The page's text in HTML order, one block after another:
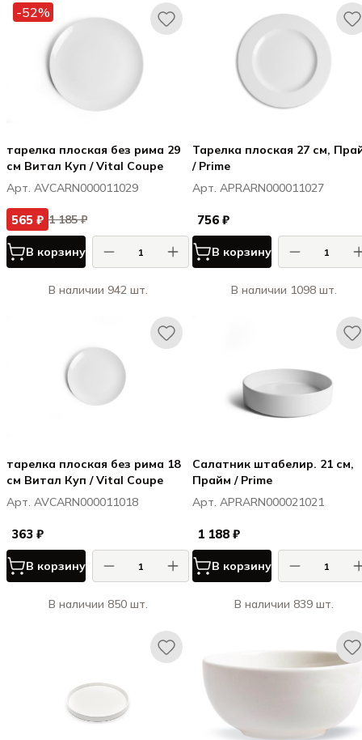
-52%
тарелка плоская без рима 29
см Витал Куп / Vital Coupe
Арт. AVCARN000011029
565 ₽ 1 185 ₽
В корзину
В наличии 942 шт.
Тарелка плоская 27 см,
/ Prime
Арт. APRARN000011027
756 ₽
В корзину
В наличии 1098 шт.
тарелка плоская без рима 18
см Витал Куп / Vital Coupe
Арт. AVCARN000011018
363 ₽
В корзину
В наличии 850 шт.
Салатник штабелир. 21 см,
Прайм / Prime
Арт. APRARN000021021
1 188 ₽
В корзину
В наличии 839 шт.